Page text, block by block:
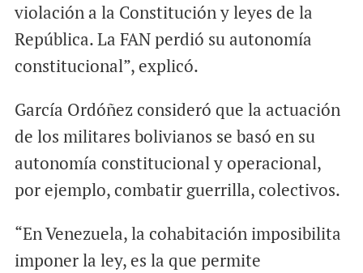
violación a la Constitución y leyes de la
República. La FAN perdió su autonomía
constitucional”, explicó.
García Ordóñez consideró que la actuación
de los militares bolivianos se basó en su
autonomía constitucional y operacional,
por ejemplo, combatir guerrilla, colectivos.
“En Venezuela, la cohabitación imposibilita
imponer la ley, es la que permite